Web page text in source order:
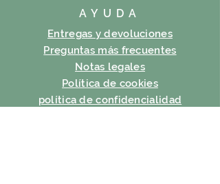
AYUDA
Entregas y devoluciones
Preguntas más frecuentes
Notas legales
Política de cookies
política de confidencialidad